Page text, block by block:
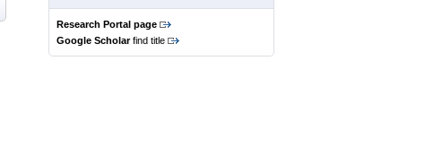
Research Portal page
Google Scholarfind title